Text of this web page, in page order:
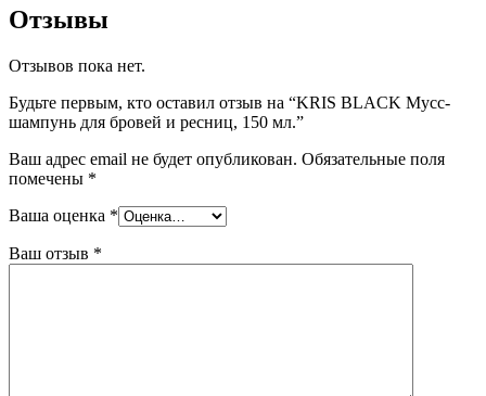
Отзывы
Отзывов пока нет.
Будьте первым, кто оставил отзыв на “KRIS BLACK Мусс-
шампунь для бровей и ресниц, 150 мл.”
Ваш адрес email не будет опубликован. Обязательные поля
помечены *
Ваша оценка *
Ваш отзыв *